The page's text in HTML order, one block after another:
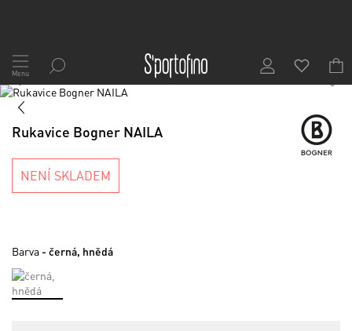
Přejít
na
obsah
Menu
Skip
end
images
gallery
1/2
Skip
the
images
Rukavice Bogner NAILA
NENÍ SKLADEM
Barva - černá, hnědá